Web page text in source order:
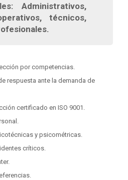
Administrativos,
técnicos,
por competencias.
respuesta ante la demanda de
certificado en ISO 9001.
y psicométricas.
críticos.